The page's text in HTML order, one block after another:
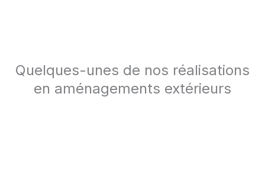
Quelques-unes de nos réalisations
en aménagements extérieurs